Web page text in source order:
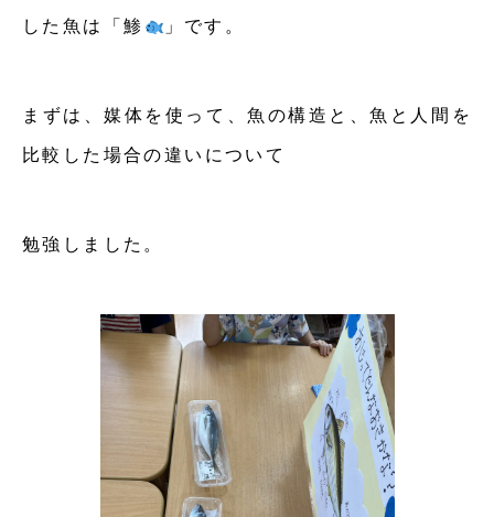
した魚は「鯵 」です。
まずは、媒体を使って、魚の構造と、魚と人間を
比較した場合の違いについて
勉強しました。